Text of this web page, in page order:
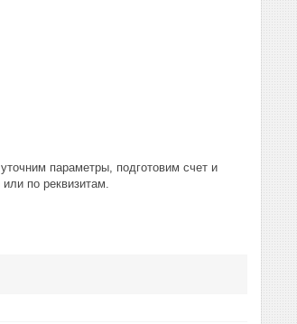
параметры, подготовим счет и
по реквизитам.